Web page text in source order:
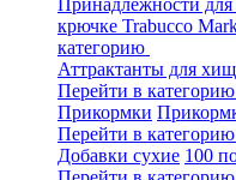
Принадлежности
крючке Trabucco
категорию
Аттрактанты для
Перейти в категорию
Прикормки
Перейти в категорию
Добавки сухие 100